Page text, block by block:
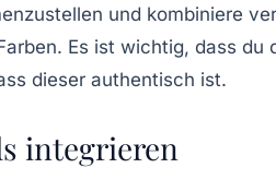
und kombiniere
Es ist wichtig, dass du
dieser authentisch ist.
integrieren